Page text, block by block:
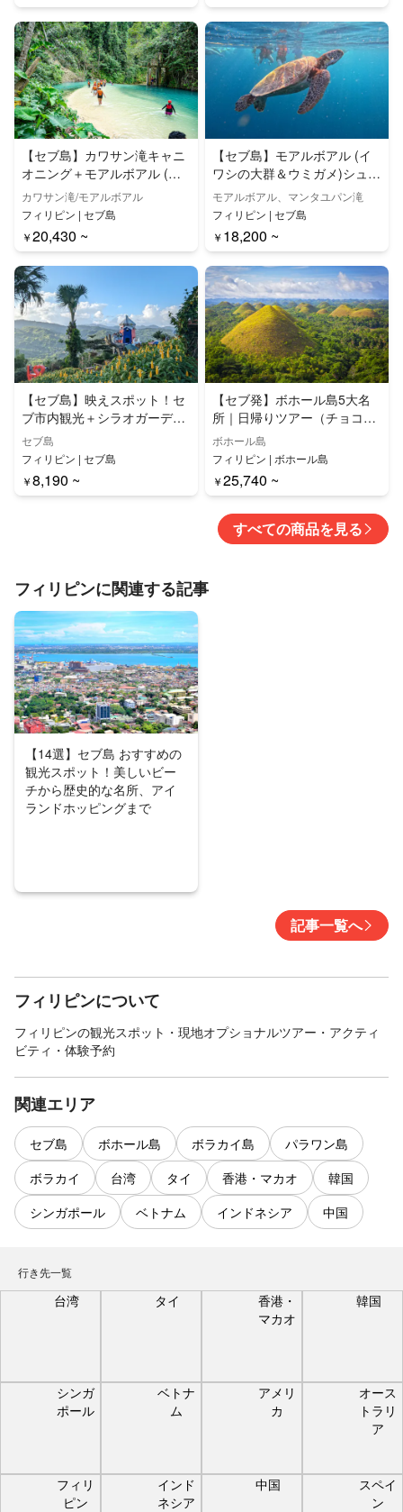
【セブ島】カワサン滝キャニ
オニング＋モアルボアル (イ
ワシの大群＆ウミガメ)シュノ
ーケリングツアー
カワサン滝/モアルボアル
フィリピン | セブ島
￥20,430 ~
【セブ島】モアルボアル (イ
ワシの大群＆ウミガメ)シュノ
ーケリング＋マンタユパン滝
ツアー
モアルボアル、マンタユパン滝
フィリピン | セブ島
￥ 18,200 ~
【セブ島】映えスポット！セ
ブ市内観光＋シラオガーデン
半日ツアー
セブ島
フィリピン | セブ島
￥8,190 ~
【セブ発】ボホール島5大名
所｜日帰りツアー（チョコレ
ートヒルズ、ターシャ、マ
ン・メイド・フォレスト、ロ
ボック川クルーズ&ランチビ
ュッフェ、バクラヨン教会）
ボホール島
フィリピン | ボホール島
￥25,740 ~
すべての商品を見る
フィリピンに関連する記事
【14選】セブ島 おすすめの
観光スポット！美しいビー
チから歴史的な名所、アイ
ランドホッピングまで
記事一覧へ
フィリピンについて
フィリピンの観光スポット・現地オプショナルツアー・アクティ
ビティ・体験予約
関連エリア
セブ島 ボホール島 ボラカイ島
パラワン島
ボラカイ
台湾 タイ 香港・マカオ
韓国
シンガポール
ベトナム インドネシア 中国
行き先一覧
台湾 タイ
香港・
マカオ
韓国
シンガ
ポール
ベトナ
ム
アメリ
カ
オース
トラリ
ア
フィリ
ピン
インド
ネシア
中国
スペイ
ン